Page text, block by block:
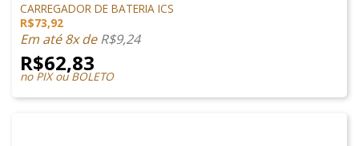
CARREGADOR DE BATERIA ICS
R$73,92
Em até 8x deR$9,24
R$62,83
no PIX ou BOLETO